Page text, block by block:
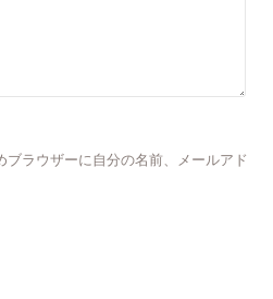
ブラウザーに自分の名前、メールアド